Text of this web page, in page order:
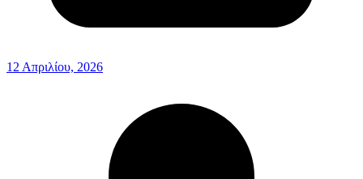
12 Απριλίου, 2026